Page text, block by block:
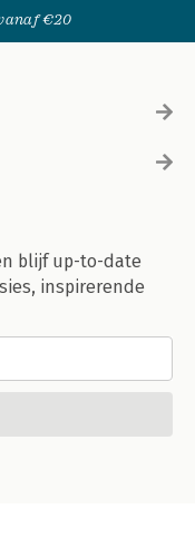
€20
blijf up-to-date
inspirerende